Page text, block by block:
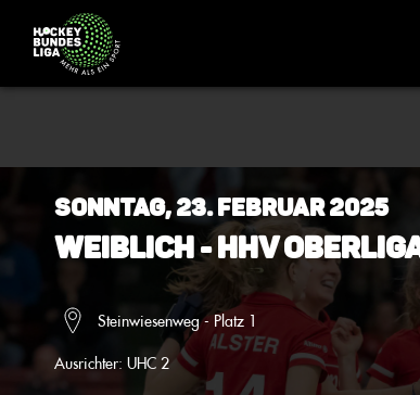
Sonntag, 23. Februar 2025
Weiblich - HHV
Steinwiesenweg - Platz 1
Ausrichter: UHC 2